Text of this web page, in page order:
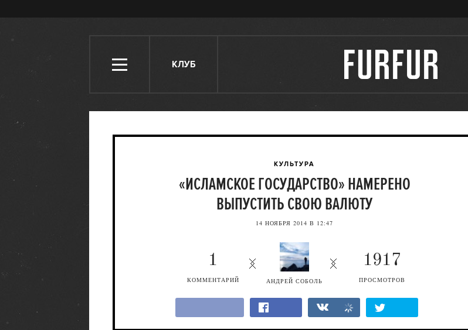
КЛУБ
КУЛЬТУРА
«ИСЛАМСКОЕ ГОСУДАРСТВО» НАМЕРЕНО
ВЫПУСТИТЬ СВОЮ ВАЛЮТУ
14 НОЯБРЯ 2014 В 12:47
АНДРЕЙ СОБОЛЬ
1917
ПРОСМОТРОВ
1
КОММЕНТАРИЙ